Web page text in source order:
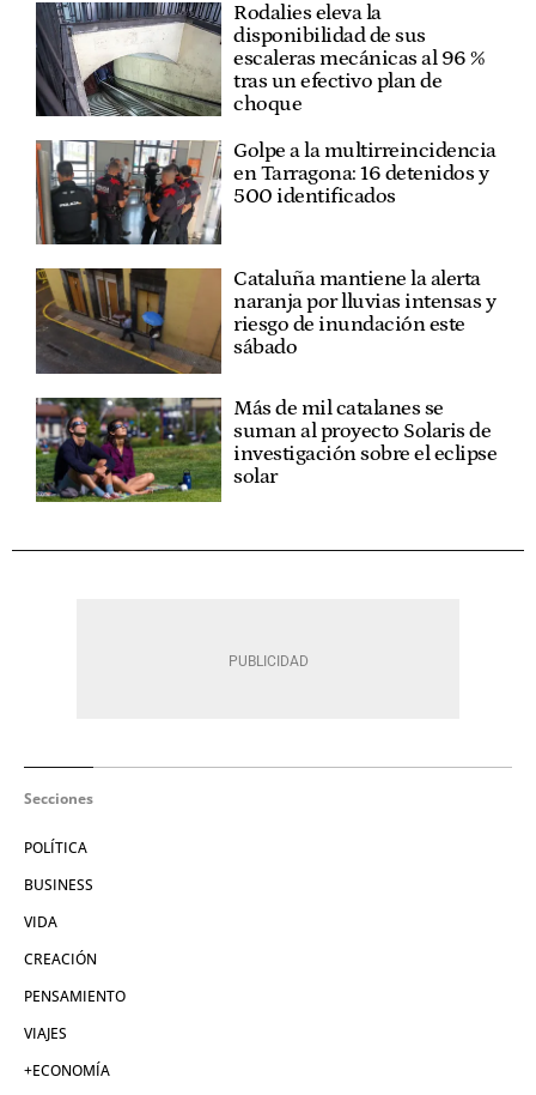
Rodalies eleva la
disponibilidad de sus
escaleras mecánicas al 96 %
tras un efectivo plan de
choque
Golpe a la multirreincidencia
en Tarragona: 16 detenidos y
500 identificados
Cataluña mantiene la alerta
naranja por lluvias intensas y
riesgo de inundación este
sábado
Más de mil catalanes se
suman al proyecto Solaris de
investigación sobre el eclipse
solar
Secciones
POLÍTICA
BUSINESS
VIDA
CREACIÓN
PENSAMIENTO
VIAJES
+ECONOMÍA